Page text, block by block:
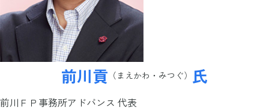
前川貢 （まえかわ・みつぐ） 氏
前川ＦＰ事務所アドバンス 代表